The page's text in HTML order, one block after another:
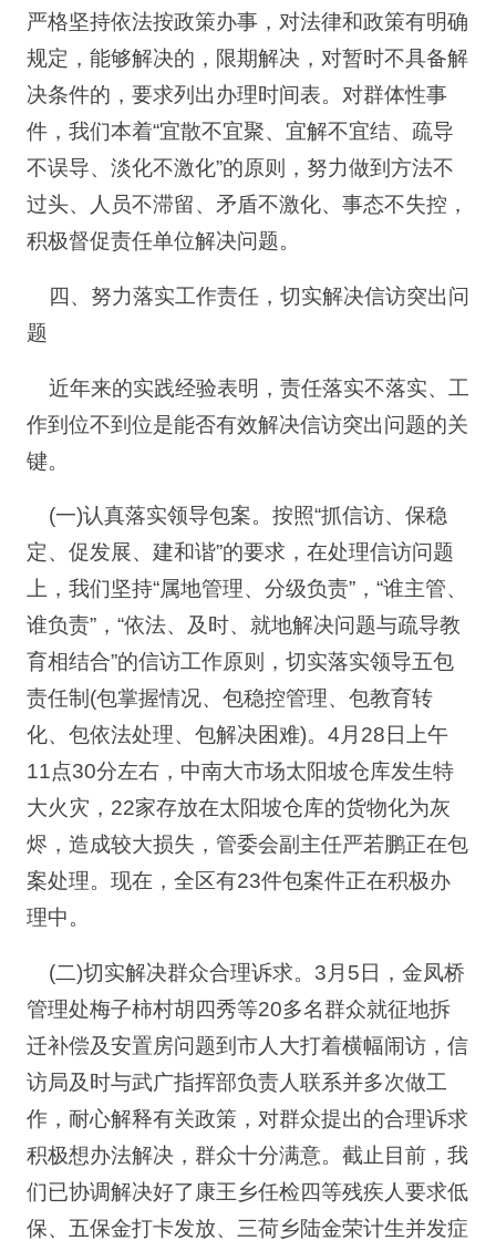
严格坚持依法按政策办事，对法律和政策有明确
规定，能够解决的，限期解决，对暂时不具备解
决条件的，要求列出办理时间表。对群体性事
件，我们本着“宜散不宜聚、宜解不宜结、疏导
不误导、淡化不激化”的原则，努力做到方法不
过头、人员不滞留、矛盾不激化、事态不失控，
积极督促责任单位解决问题。
四、努力落实工作责任，切实解决信访突出问
题
近年来的实践经验表明，责任落实不落实、工
作到位不到位是能否有效解决信访突出问题的关
键。
(一)认真落实领导包案。按照“抓信访、保稳
定、促发展、建和谐”的要求，在处理信访问题
上，我们坚持“属地管理、分级负责”，“谁主管、
谁负责”，“依法、及时、就地解决问题与疏导教
育相结合”的信访工作原则，切实落实领导五包
责任制(包掌握情况、包稳控管理、包教育转
化、包依法处理、包解决困难)。4月28日上午
11点30分左右，中南大市场太阳坡仓库发生特
大火灾，22家存放在太阳坡仓库的货物化为灰
烬，造成较大损失，管委会副主任严若鹏正在包
案处理。现在，全区有23件包案件正在积极办
理中。
(二)切实解决群众合理诉求。3月5日，金凤桥
管理处梅子柿村胡四秀等20多名群众就征地拆
迁补偿及安置房问题到市人大打着横幅闹访，信
访局及时与武广指挥部负责人联系并多次做工
作，耐心解释有关政策，对群众提出的合理诉求
积极想办法解决，群众十分满意。截止目前，我
们已协调解决好了康王乡任检四等残疾人要求低
保、五保金打卡发放、三荷乡陆金荣计生并发症